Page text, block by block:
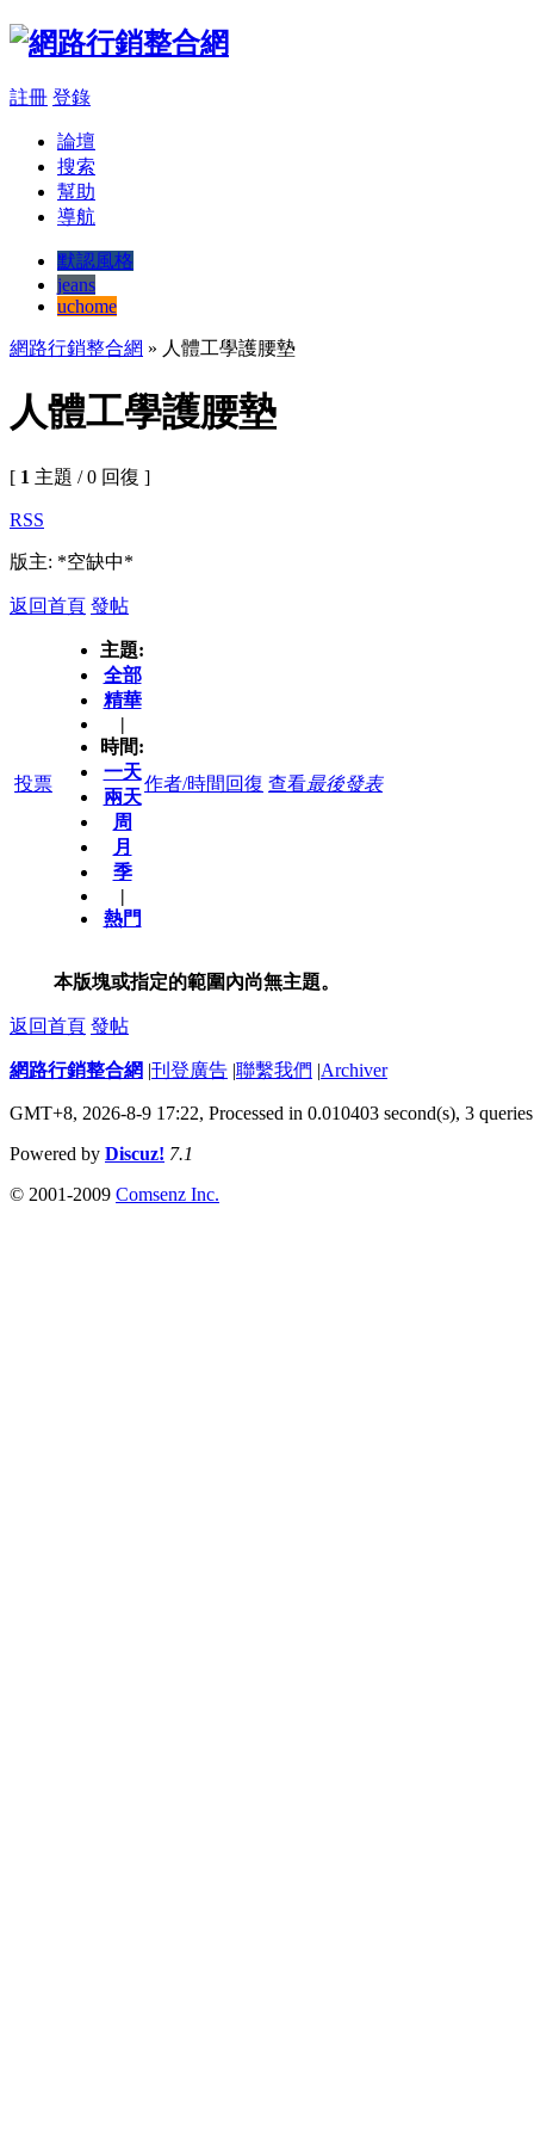
註冊 登錄
論壇
搜索
幫助
導航
默認風格
jeans
uchome
網路行銷整合網 » 人體工學護腰墊
人體工學護腰墊
[ 1 主題 / 0 回復 ]
RSS
版主: *空缺中*
返回首頁 發帖
投票
主題:
全部
精華
|
時間:
一天
兩天
周
月
季
|
熱門
作者/時間 回復 查看最後發表
本版塊或指定的範圍內尚無主題。
返回首頁 發帖
網路行銷整合網 |刊登廣告 |聯繫我們 |Archiver
GMT+8, 2026-8-9 17:22, Processed in 0.010403 second(s), 3 queries
Powered by Discuz! 7.1
© 2001-2009 Comsenz Inc.